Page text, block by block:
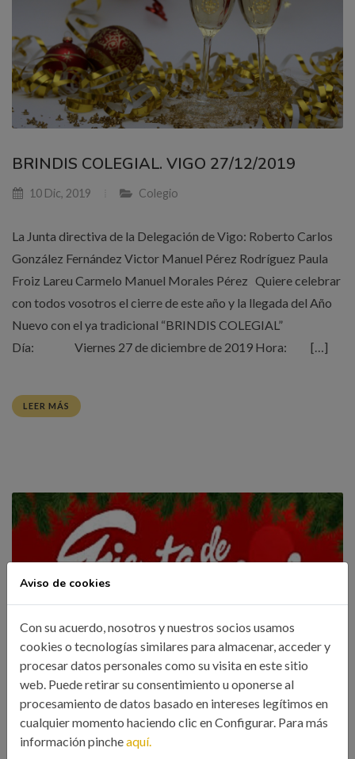
BRINDIS COLEGIAL. VIGO 27/12/2019
10 Dic, 2019 Colegio
La Junta directiva de la Delegación de Vigo: Roberto Carlos
González Fernández Victor Manuel Pérez Rodríguez Paula
Froiz Lareu Carmelo Manuel Morales Pérez Quiere celebrar
con todos vosotros el cierre de este año y la llegada del Año
Nuevo con el ya tradicional “BRINDIS COLEGIAL”
Día: Viernes 27 de diciembre de 2019 Hora: […]
LEER MÁS
FIESTA DE NAVIDAD INFANTIL 2019.
SANTIAGO 23/12/2019
Aviso de cookies
Con su acuerdo, nosotros y nuestros socios usamos
cookies o tecnologías similares para almacenar, acceder y
procesar datos personales como su visita en este sitio
web. Puede retirar su consentimiento u oponerse al
procesamiento de datos basado en intereses legítimos en
cualquier momento haciendo clic en Configurar. Para más
información pincheaquí.